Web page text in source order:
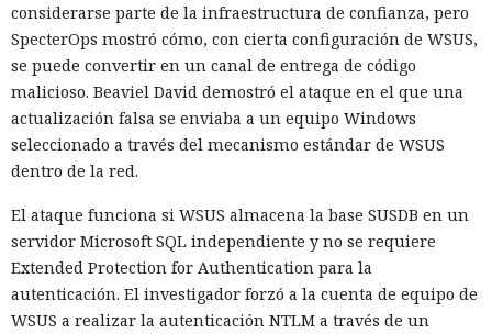
La disputa sobre la vigilancia de manifestantes en el estado
de Maine salió de las calles y llegó a los tribunales, donde el
Departamento de Seguridad Nacional de EE. UU. solicitó
considerarse parte de la infraestructura de confianza, pero
SpecterOps mostró cómo, con cierta configuración de WSUS,
se puede convertir en un canal de entrega de código
malicioso. Beaviel David demostró el ataque en el que una
actualización falsa se enviaba a un equipo Windows
seleccionado a través del mecanismo estándar de WSUS
dentro de la red.
El ataque funciona si WSUS almacena la base SUSDB en un
servidor Microsoft SQL independiente y no se requiere
Extended Protection for Authentication para la
autenticación. El investigador forzó a la cuenta de equipo de
WSUS a realizar la autenticación NTLM a través de un